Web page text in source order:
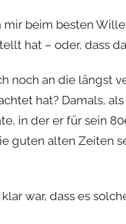
mir beim besten
hat – oder, dass
noch an die längst
hat? Damals,
in der er für sein
guten alten Zeiten
war, dass es